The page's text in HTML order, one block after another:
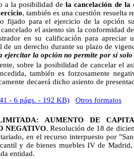
posibilidad dela cancelación de
, también es una cuestión resuelta
fijado para el ejercicio de la opción
el asiento sin la conformidad
en su calificación para
de un derecho durante su plazo de
ejercitar la opción no permite por sí
la posibilidad de cancelar el
también es forzosamente
decaerá dicho asiento de
- 6 págs. - 192 KB)
Otros formatos
AUMENTO DE
NEGATIVO. Resolución de 18 de
en el recurso interpuesto por
y de bienes muebles IV de
entidad.